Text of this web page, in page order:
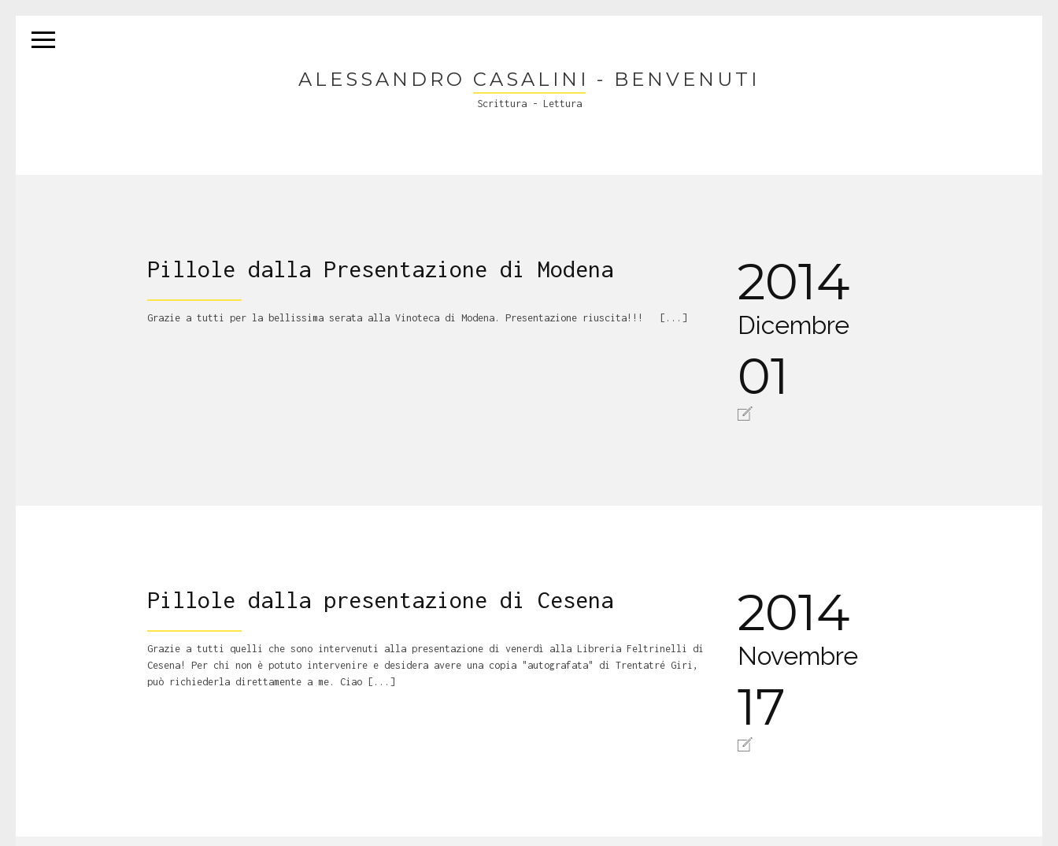
ALESSANDRO CASALINI - BENVENUTI
Scrittura - Lettura
Pillole dalla Presentazione di Modena
Grazie a tutti per la bellissima serata alla Vinoteca di Modena. Presentazione riuscita!!! [...]
2014
Dicembre
01
Pillole dalla presentazione di Cesena
Grazie a tutti quelli che sono intervenuti alla presentazione di venerdì alla Libreria Feltrinelli di
Cesena! Per chi non è potuto intervenire e desidera avere una copia "autografata" di Trentatré Giri,
può richiederla direttamente a me. Ciao [...]
2014
Novembre
17